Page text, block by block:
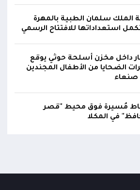
للمقاومة الوطنية: قوات
الوطنية أحبطت محاولة لاستهداف
الملك سلمان الطبية بالمهرة
استعداداتها للافتتاح الرسمي
داخل مخزن أسلحة حوثي يوقع
الضحايا من الأطفال المجندين
صنعاء
مُسيرة فوق محيط "قصر
في المكلا